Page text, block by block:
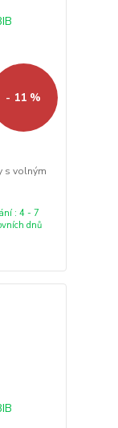
- 11 %
s volným
: 4 - 7
dnů